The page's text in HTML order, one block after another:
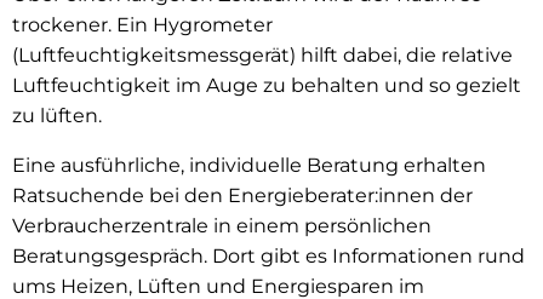
trockener. Ein Hygrometer
(Luftfeuchtigkeitsmessgerät) hilft dabei, die relative
Luftfeuchtigkeit im Auge zu behalten und so gezielt
zu lüften.
Eine ausführliche, individuelle Beratung erhalten
Ratsuchende bei den Energieberater:innen der
Verbraucherzentrale in einem persönlichen
Beratungsgespräch. Dort gibt es Informationen rund
ums Heizen, Lüften und Energiesparen im